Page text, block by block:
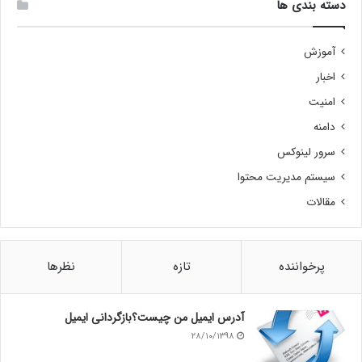
دسته بندی ها
آموزش
اخبار
امنیت
دامنه
سرور لینوکس
سیستم مدیریت محتوا
مقالات
پرخواننده تازه نظرها
آدرس ایمیل من چیست؟بازگردانی ایمیل
۲۸/۱۰/۱۳۹۸